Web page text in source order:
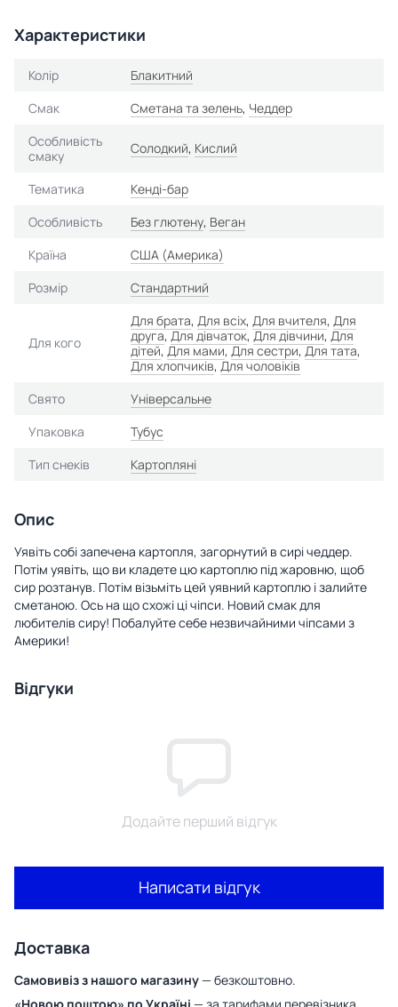
Характеристики
Колір
Блакитний
Смак
Сметана та зелень, Чеддер
Особливість
смаку
Солодкий, Кислий
Тематика
Кенді-бар
Особливість
Без глютену, Веган
Країна
США (Америка)
Розмір
Стандартний
Для кого
Для брата, Для всіх, Для вчителя, Для
друга,Для дівчаток,Для дівчини, Для
дітей, Для мами,Для сестри,Для тата,
Для хлопчиків,Для чоловіків
Свято
Універсальне
Упаковка
Тубус
Тип снеків
Картопляні
Опис
Уявіть собі запечена картопля, загорнутий в сирі чеддер.
Потім уявіть, що ви кладете цю картоплю під жаровню, щоб
сир розтанув. Потім візьміть цей уявний картоплю і залийте
сметаною. Ось на що схожі ці чіпси. Новий смак для
любителів сиру! Побалуйте себе незвичайними чіпсами з
Америки!
Відгуки
Додайте перший відгук
Написати відгук
Доставка
Самовивіз з нашого магазину— безкоштовно.
«Новою поштою» по Україні — за тарифами перевізника.